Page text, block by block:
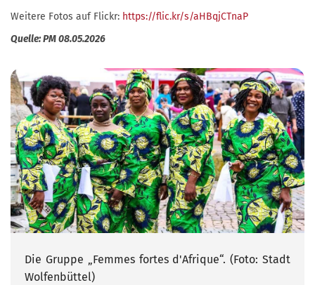
Weitere Fotos auf Flickr: https://flic.kr/s/aHBqjCTnaP
Quelle: PM 08.05.2026
Die Gruppe „Femmes fortes d'Afrique“. (Foto: Stadt
Wolfenbüttel)